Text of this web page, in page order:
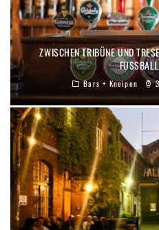
ZWISCHEN TRIBÜNE UND
Bars + Kneipen 3